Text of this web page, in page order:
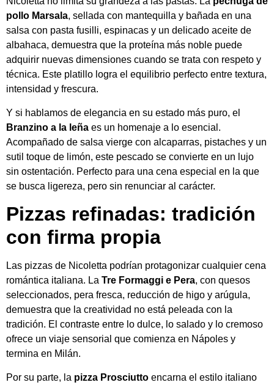
pollo Marsala, sellada con mantequilla y bañada en una
salsa con pasta fusilli, espinacas y un delicado aceite de
albahaca, demuestra que la proteína más noble puede
adquirir nuevas dimensiones cuando se trata con respeto y
técnica. Este platillo logra el equilibrio perfecto entre textura,
intensidad y frescura.
Y si hablamos de elegancia en su estado más puro, el
Branzino a la leña es un homenaje a lo esencial.
Acompañado de salsa vierge con alcaparras, pistaches y un
sutil toque de limón, este pescado se convierte en un lujo
sin ostentación. Perfecto para una cena especial en la que
se busca ligereza, pero sin renunciar al carácter.
Pizzas refinadas: tradición
con firma propia
Las pizzas de Nicoletta podrían protagonizar cualquier cena
romántica italiana. La Tre Formaggi e Pera, con quesos
seleccionados, pera fresca, reducción de higo y arúgula,
demuestra que la creatividad no está peleada con la
tradición. El contraste entre lo dulce, lo salado y lo cremoso
ofrece un viaje sensorial que comienza en Nápoles y
termina en Milán.
Por su parte, la pizza Prosciutto encarna el estilo italiano